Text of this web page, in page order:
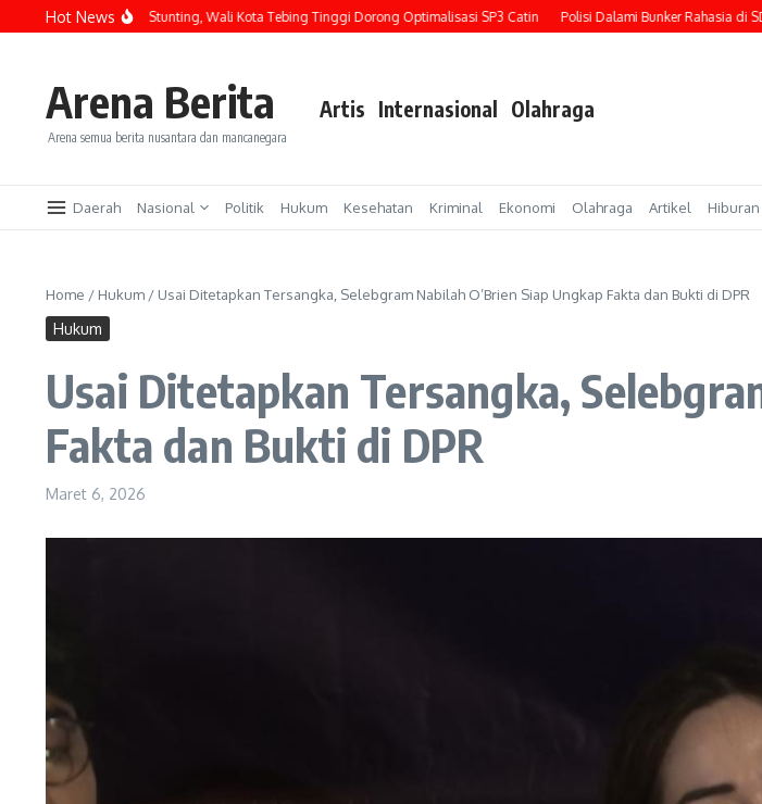
Lewati ke konten
Hot News
Generasi Bebas Stunting, Wali Kota Tebing Tinggi Dorong Optimalisasi SP3 Catin Polisi Dalami Bunker Rahasia di SD
Arena Berita
Arena semua berita nusantara dan mancanegara
Artis Internasional Olahraga
Daerah Nasional Politik Hukum Kesehatan Kriminal Ekonomi Olahraga Artikel Hiburan
Home / Hukum / Usai Ditetapkan Tersangka, Selebgram Nabilah O’Brien Siap Ungkap Fakta dan Bukti di DPR
Hukum
Usai Ditetapkan Tersangka,
Fakta dan Bukti di DPR
Maret 6, 2026